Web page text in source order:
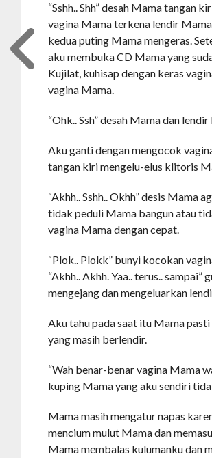
“Sshh.. Shh” desah Mama tangan
vagina Mama terkena lendir
kedua puting Mama mengeras.
aku membuka CD Mama yang
Kujilat, kuhisap dengan keras
vagina Mama.
“Ohk.. Ssh” desah Mama dan
Aku ganti dengan mengocok
tangan kiri mengelu-elus klitoris
“Akhh.. Sshh.. Okhh” desis Mama
tidak peduli Mama bangun atau
vagina Mama dengan cepat.
“Plok.. Plokk” bunyi kocokan
“Akhh.. Akhh. Yaa.. terus..
mengejang dan mengeluarkan
Aku tahu pada saat itu Mama
yang masih berlendir.
“Wah benar-benar vagina Mama
kuping Mama yang aku sendiri
Mama masih mengatur napas
mencium mulut Mama dan
Mama membalas kulumanku dan